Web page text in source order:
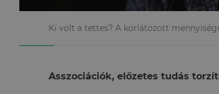
Ki volt a tettes? A korlátozott
Asszociációk, előzetes tudás